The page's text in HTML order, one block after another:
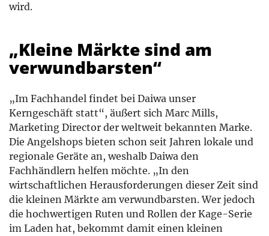
wird.
„Kleine Märkte sind am
verwundbarsten“
„Im Fachhandel findet bei Daiwa unser
Kerngeschäft statt“, äußert sich Marc Mills,
Marketing Director der weltweit bekannten Marke.
Die Angelshops bieten schon seit Jahren lokale und
regionale Geräte an, weshalb Daiwa den
Fachhändlern helfen möchte. „In den
wirtschaftlichen Herausforderungen dieser Zeit sind
die kleinen Märkte am verwundbarsten. Wer jedoch
die hochwertigen Ruten und Rollen der Kage-Serie
im Laden hat, bekommt damit einen kleinen